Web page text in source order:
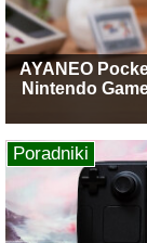
AYANEO
Nintendo
Poradniki